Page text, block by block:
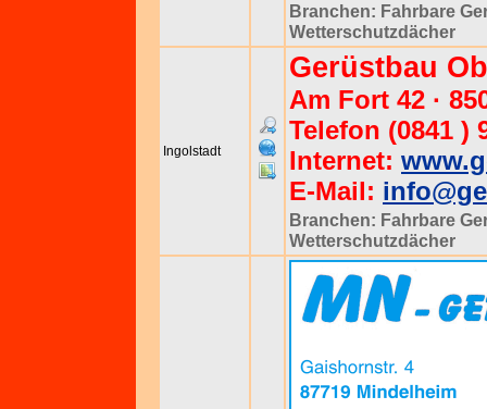
Branchen: Fahrbare
Wetterschutzdächer
Ingolstadt
Gerüstbau
Am Fort 42 ·
Telefon (0841 )
Internet:
E-Mail:
Branchen: Fahrbare
Wetterschutzdächer